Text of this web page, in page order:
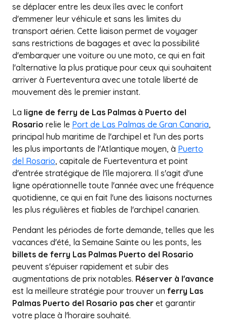
se déplacer entre les deux îles avec le confort
d'emmener leur véhicule et sans les limites du
transport aérien. Cette liaison permet de voyager
sans restrictions de bagages et avec la possibilité
d'embarquer une voiture ou une moto, ce qui en fait
l'alternative la plus pratique pour ceux qui souhaitent
arriver à Fuerteventura avec une totale liberté de
mouvement dès le premier instant.
La ligne de ferry de Las Palmas à Puerto del
Rosario relie le Port de Las Palmas de Gran Canaria,
principal hub maritime de l'archipel et l'un des ports
les plus importants de l'Atlantique moyen, à Puerto
del Rosario, capitale de Fuerteventura et point
d'entrée stratégique de l'île majorera. Il s'agit d'une
ligne opérationnelle toute l'année avec une fréquence
quotidienne, ce qui en fait l'une des liaisons nocturnes
les plus régulières et fiables de l'archipel canarien.
Pendant les périodes de forte demande, telles que les
vacances d'été, la Semaine Sainte ou les ponts, les
billets de ferry Las Palmas Puerto del Rosario
peuvent s'épuiser rapidement et subir des
augmentations de prix notables. Réserver à l'avance
est la meilleure stratégie pour trouver un ferry Las
Palmas Puerto del Rosario pas cher et garantir
votre place à l'horaire souhaité.